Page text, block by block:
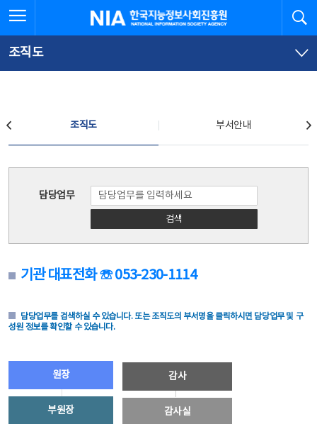
문
로
가
체
뉴
바
가
한국지능정보사회진흥원
조직도
조직도 부서안내
담당업무
검색
기관 대표전화 ☏ 053-230-1114
담당업무를 검색하실 수 있습니다. 또는 조직도의 부서명을 클릭하시면 담당업무 및 구
성원 정보를 확인할 수 있습니다.
원장
부원장
감사
감사실